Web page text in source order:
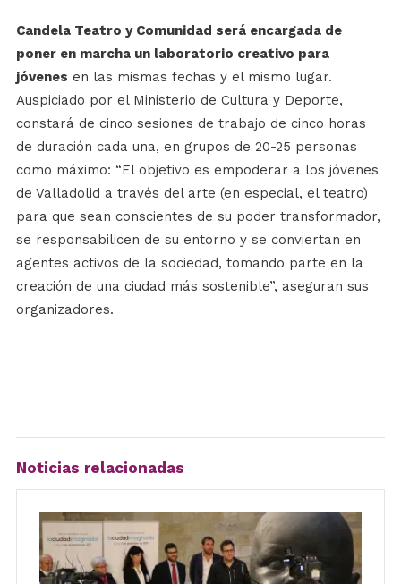
Candela Teatro y Comunidad será encargada de
poner en marcha un laboratorio creativo para
jóvenes en las mismas fechas y el mismo lugar.
Auspiciado por el Ministerio de Cultura y Deporte,
constará de cinco sesiones de trabajo de cinco horas
de duración cada una, en grupos de 20-25 personas
como máximo: “El objetivo es empoderar a los jóvenes
de Valladolid a través del arte (en especial, el teatro)
para que sean conscientes de su poder transformador,
se responsabilicen de su entorno y se conviertan en
agentes activos de la sociedad, tomando parte en la
creación de una ciudad más sostenible”, aseguran sus
organizadores.
Noticias relacionadas